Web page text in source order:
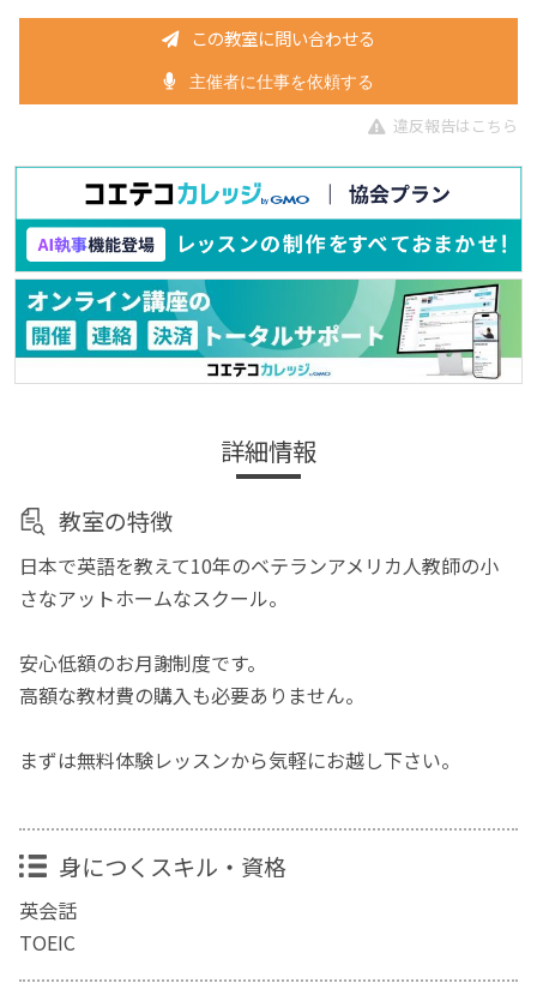
この教室に問い合わせる
主催者に仕事を依頼する
違反報告はこちら
詳細情報
教室の特徴
日本で英語を教えて10年のベテランアメリカ人教師の小
さなアットホームなスクール。
安心低額のお月謝制度です。
高額な教材費の購入も必要ありません。
まずは無料体験レッスンから気軽にお越し下さい。
身につくスキル・資格
英会話
TOEIC